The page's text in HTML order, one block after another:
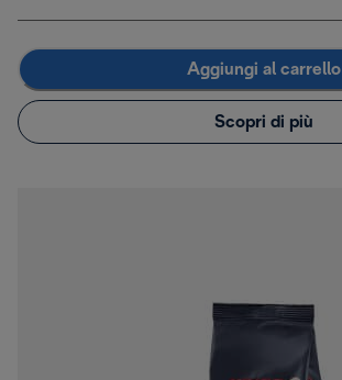
Aggiungi al carrello
Scopri di più